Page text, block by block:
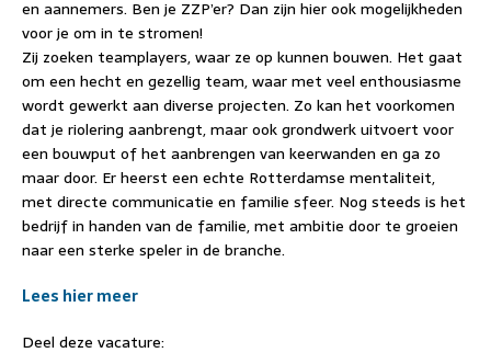
en aannemers. Ben je ZZP’er? Dan zijn hier ook mogelijkheden
voor je om in te stromen!
Zij zoeken teamplayers, waar ze op kunnen bouwen. Het gaat
om een hecht en gezellig team, waar met veel enthousiasme
wordt gewerkt aan diverse projecten. Zo kan het voorkomen
dat je riolering aanbrengt, maar ook grondwerk uitvoert voor
een bouwput of het aanbrengen van keerwanden en ga zo
maar door. Er heerst een echte Rotterdamse mentaliteit,
met directe communicatie en familie sfeer. Nog steeds is het
bedrijf in handen van de familie, met ambitie door te groeien
naar een sterke speler in de branche.
Lees hier meer
Deel deze vacature: